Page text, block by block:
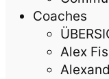
Coaches
Alex